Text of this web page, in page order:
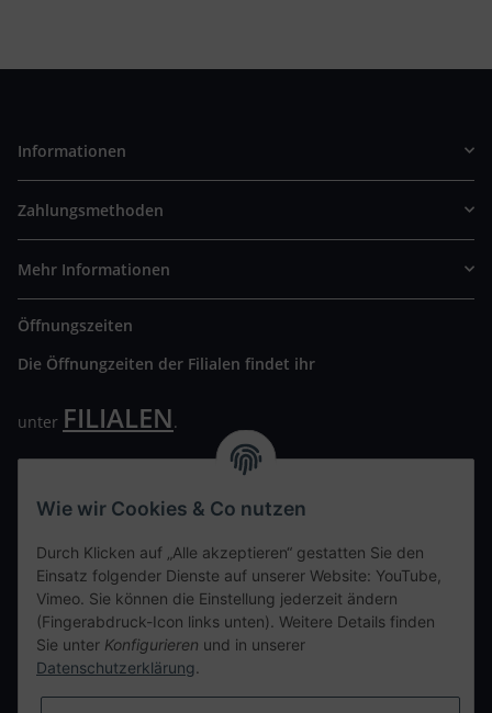
Informationen
Zahlungsmethoden
Mehr Informationen
Öffnungszeiten
Die Öffnungzeiten der Filialen findet ihr
unter FILIALEN.
Wir freuen uns auf Euren Besuch. Bitte beachtet die
Kontaktdaten
tweet
teilen
Wie wir Cookies & Co nutzen
Durch Klicken auf „Alle akzeptieren“ gestatten Sie den
Einsatz folgender Dienste auf unserer Website: YouTube,
Vimeo. Sie können die Einstellung jederzeit ändern
(Fingerabdruck-Icon links unten). Weitere Details finden
Sie unter Konfigurieren und in unserer
Datenschutzerklärung.